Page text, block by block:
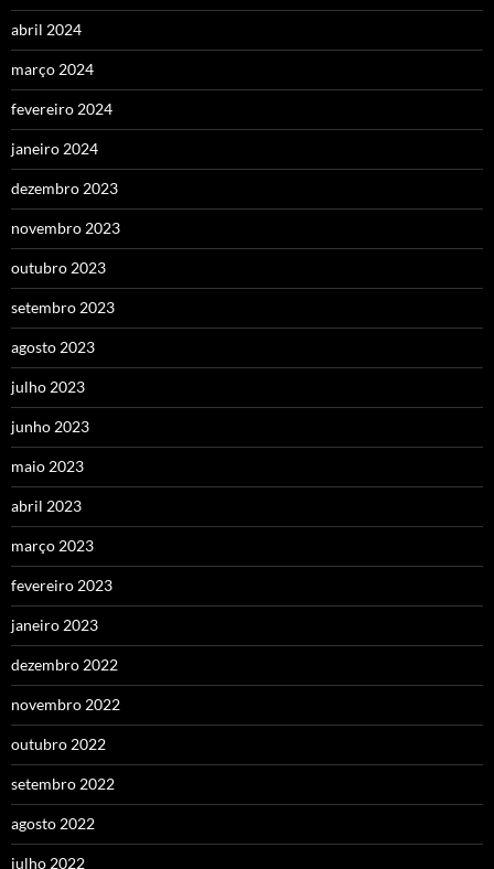
abril 2024
março 2024
fevereiro 2024
janeiro 2024
dezembro 2023
novembro 2023
outubro 2023
setembro 2023
agosto 2023
julho 2023
junho 2023
maio 2023
abril 2023
março 2023
fevereiro 2023
janeiro 2023
dezembro 2022
novembro 2022
outubro 2022
setembro 2022
agosto 2022
julho 2022